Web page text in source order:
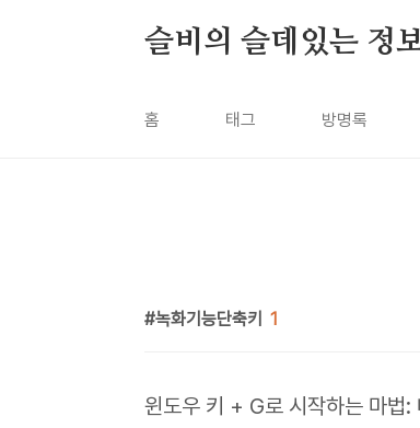
슬비의 슬데있는 정
홈 태그 방명록
녹화기능단축키 1